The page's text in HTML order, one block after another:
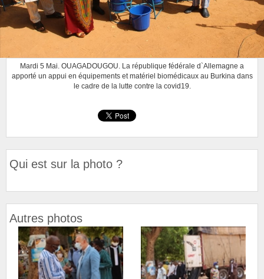
Mardi 5 Mai. OUAGADOUGOU. La république fédérale d`Allemagne a
apporté un appui en équipements et matériel biomédicaux au Burkina dans
le cadre de la lutte contre la covid19.
Qui est sur la photo ?
Autres photos